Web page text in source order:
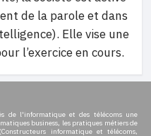
de la parole et dans
Elle vise une
l’exercice en cours.
de l'informatique et des télécoms une
business, les pratiques métiers de
informatique et télécoms,